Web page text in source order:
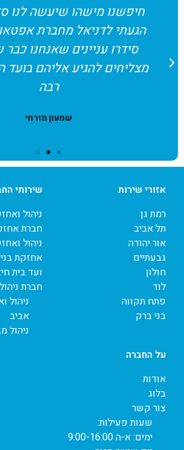
חיפשנו מישהו שיעשה לנו
הגעתי לדניאל מחברת
סידרו עניינים שאנחנו
מצליחים להגיע אליהם בועד
רבה
שמעון מזרחי
אזורי שירות
רמת גן
תל אביב
אור יהודה
גבעתיים
חולון
לוד
פתח תקווה
בני ברק
שירותי
ניהול
חברת
ניהול
אחזקת
ועד בית
חברת
ניהול
אביב
ניהול
על החברה
אודות
בלוג
צור קשר
שעות פעילות:
ימים: א-ה 9:00-16:00